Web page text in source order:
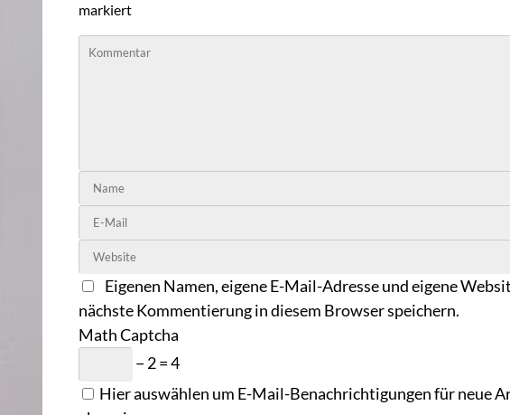
markiert
Eigenen Namen, eigene E-Mail-Adresse und eigene
nächste Kommentierung in diesem Browser speichern.
Math Captcha
− 2 = 4
Hier auswählen um E-Mail-Benachrichtigungen für neue